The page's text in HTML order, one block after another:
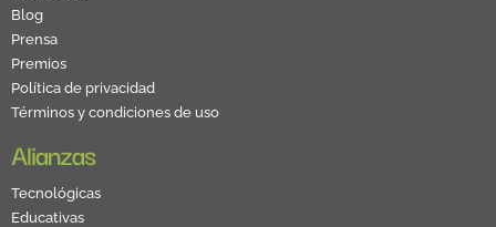
Blog
Prensa
Premios
Política de privacidad
Términos y condiciones de uso
Alianzas
Tecnológicas
Educativas